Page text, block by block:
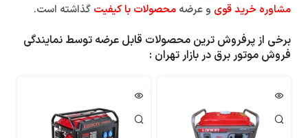
مشاوره خرید قوی و عرضه محصولات با کیفیت گذاشته است.
برخی از پرفروش ترین محصولات قابل عرضه توسط نمایندگی
فروش موتور برق در بازار تهران :